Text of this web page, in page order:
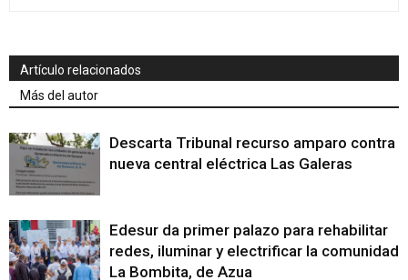
Artículo relacionados
Más del autor
Descarta Tribunal recurso amparo contra
nueva central eléctrica Las Galeras
Edesur da primer palazo para rehabilitar
redes, iluminar y electrificar la comunidad
La Bombita, de Azua